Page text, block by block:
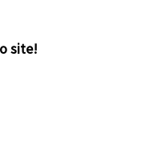
site!